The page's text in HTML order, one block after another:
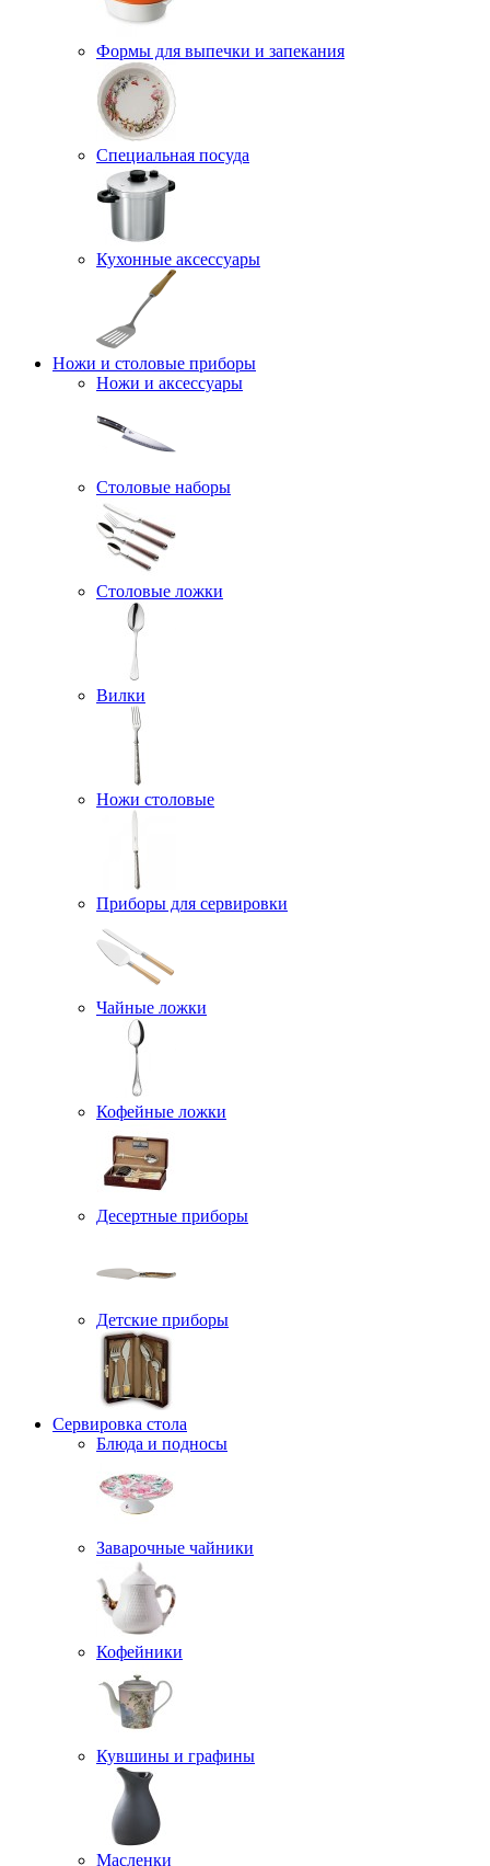
Формы для выпечки и запекания
Специальная посуда
Кухонные аксессуары
Ножи и столовые приборы
Ножи и аксессуары
Столовые наборы
Столовые ложки
Вилки
Ножи столовые
Приборы для сервировки
Чайные ложки
Кофейные ложки
Десертные приборы
Детские приборы
Сервировка стола
Блюда и подносы
Заварочные чайники
Кофейники
Кувшины и графины
Масленки